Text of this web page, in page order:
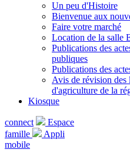
Un peu d'Histoire
Bienvenue aux
Faire votre marché
Location de la salle
Publications des
publiques
Publications des
Avis de révision des
d'agriculture de la
Kiosque
connect
Espace
famille
Appli
mobile